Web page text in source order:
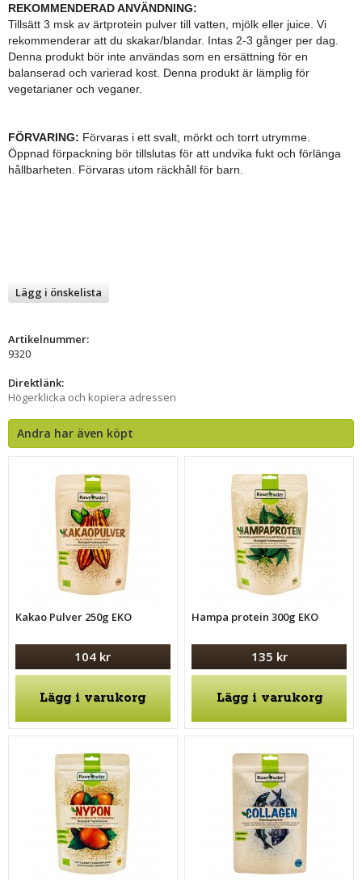
REKOMMENDERAD ANVÄNDNING:
Tillsätt 3 msk av ärtprotein pulver till vatten, mjölk eller juice. Vi
rekommenderar att du skakar/blandar. Intas 2-3 gånger per dag.
Denna produkt bör inte användas som en ersättning för en
balanserad och varierad kost. Denna produkt är lämplig för
vegetarianer och veganer.
FÖRVARING: Förvaras i ett svalt, mörkt och torrt utrymme.
Öppnad förpackning bör tillslutas för att undvika fukt och förlänga
hållbarheten. Förvaras utom räckhåll för barn.
Lägg i önskelista
Artikelnummer:
9320
Direktlänk:
Högerklicka och kopiera adressen
Andra har även köpt
Kakao Pulver 250g EKO
104 kr
Lägg i varukorg
Hampa protein 300g EKO
135 kr
Lägg i varukorg